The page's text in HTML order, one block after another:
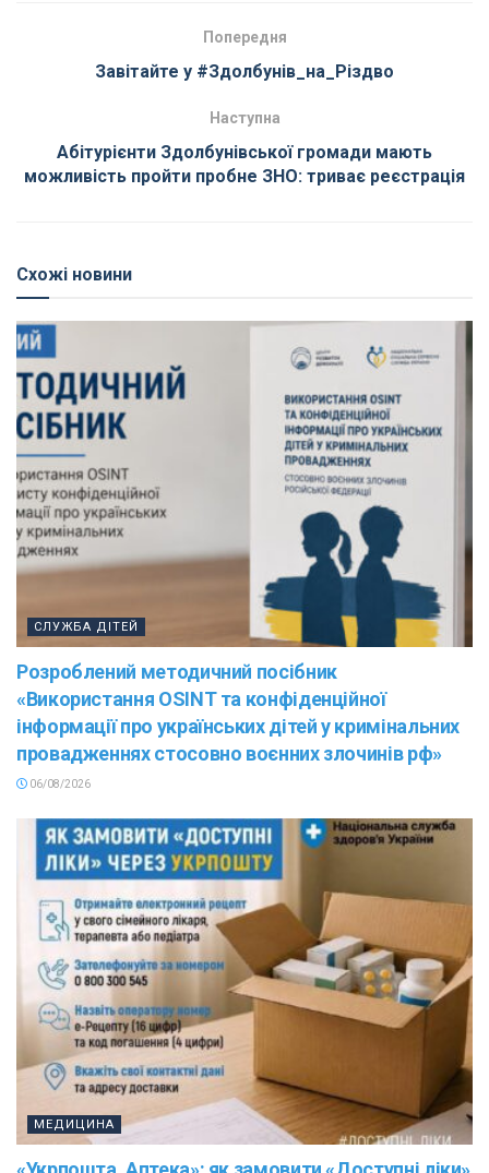
Попередня
Завітайте у #Здолбунів_на_Різдво
Наступна
Абітурієнти Здолбунівської громади мають
можливість пройти пробне ЗНО: триває реєстрація
Схожі новини
СЛУЖБА ДІТЕЙ
Розроблений методичний посібник
«Використання OSINT та конфіденційної
інформації про українських дітей у кримінальних
провадженнях стосовно воєнних злочинів рф»
06/08/2026
МЕДИЦИНА